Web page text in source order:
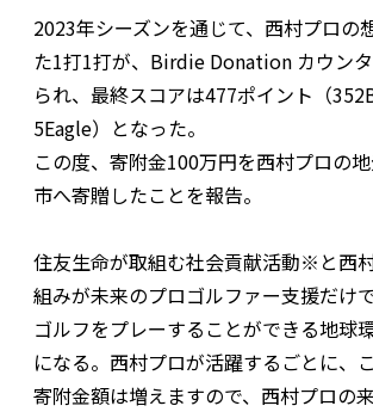
2023年シーズンを通じて、西村プロの
た1打1打が、Birdie Donation カウン
られ、最終スコアは477ポイント（
5Eagle）となった。
この度、寄附金100万円を西村プロの
市へ寄贈したことを報告。
住友生命が取組む社会貢献活動※と西
組みが未来のプロゴルファー支援だけ
ゴルフをプレーすることができる地球
になる。西村プロが活躍するごとに、
寄附金額は増えますので、西村プロの